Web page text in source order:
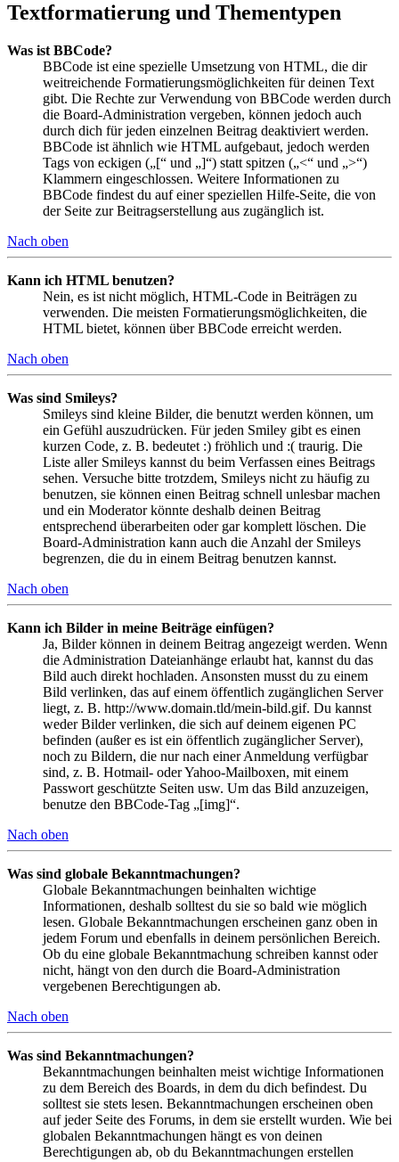
Textformatierung und Thementypen
Was ist BBCode?
BBCode ist eine spezielle Umsetzung von HTML, die dir
weitreichende Formatierungsmöglichkeiten für deinen Text
gibt. Die Rechte zur Verwendung von BBCode werden durch
die Board-Administration vergeben, können jedoch auch
durch dich für jeden einzelnen Beitrag deaktiviert werden.
BBCode ist ähnlich wie HTML aufgebaut, jedoch werden
Tags von eckigen („[“ und „]“) statt spitzen („<“ und „>“)
Klammern eingeschlossen. Weitere Informationen zu
BBCode findest du auf einer speziellen Hilfe-Seite, die von
der Seite zur Beitragserstellung aus zugänglich ist.
Nach oben
Kann ich HTML benutzen?
Nein, es ist nicht möglich, HTML-Code in Beiträgen zu
verwenden. Die meisten Formatierungsmöglichkeiten, die
HTML bietet, können über BBCode erreicht werden.
Nach oben
Was sind Smileys?
Smileys sind kleine Bilder, die benutzt werden können, um
ein Gefühl auszudrücken. Für jeden Smiley gibt es einen
kurzen Code, z. B. bedeutet :) fröhlich und :( traurig. Die
Liste aller Smileys kannst du beim Verfassen eines Beitrags
sehen. Versuche bitte trotzdem, Smileys nicht zu häufig zu
benutzen, sie können einen Beitrag schnell unlesbar machen
und ein Moderator könnte deshalb deinen Beitrag
entsprechend überarbeiten oder gar komplett löschen. Die
Board-Administration kann auch die Anzahl der Smileys
begrenzen, die du in einem Beitrag benutzen kannst.
Nach oben
Kann ich Bilder in meine Beiträge einfügen?
Ja, Bilder können in deinem Beitrag angezeigt werden. Wenn
die Administration Dateianhänge erlaubt hat, kannst du das
Bild auch direkt hochladen. Ansonsten musst du zu einem
Bild verlinken, das auf einem öffentlich zugänglichen Server
liegt, z. B. http://www.domain.tld/mein-bild.gif. Du kannst
weder Bilder verlinken, die sich auf deinem eigenen PC
befinden (außer es ist ein öffentlich zugänglicher Server),
noch zu Bildern, die nur nach einer Anmeldung verfügbar
sind, z. B. Hotmail- oder Yahoo-Mailboxen, mit einem
Passwort geschützte Seiten usw. Um das Bild anzuzeigen,
benutze den BBCode-Tag „[img]“.
Nach oben
Was sind globale Bekanntmachungen?
Globale Bekanntmachungen beinhalten wichtige
Informationen, deshalb solltest du sie so bald wie möglich
lesen. Globale Bekanntmachungen erscheinen ganz oben in
jedem Forum und ebenfalls in deinem persönlichen Bereich.
Ob du eine globale Bekanntmachung schreiben kannst oder
nicht, hängt von den durch die Board-Administration
vergebenen Berechtigungen ab.
Nach oben
Was sind Bekanntmachungen?
Bekanntmachungen beinhalten meist wichtige Informationen
zu dem Bereich des Boards, in dem du dich befindest. Du
solltest sie stets lesen. Bekanntmachungen erscheinen oben
auf jeder Seite des Forums, in dem sie erstellt wurden. Wie bei
globalen Bekanntmachungen hängt es von deinen
Berechtigungen ab, ob du Bekanntmachungen erstellen